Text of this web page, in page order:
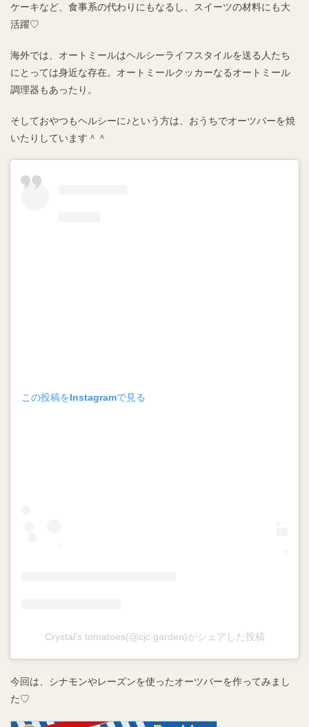
ケーキなど、食事系の代わりにもなるし、スイーツの材料にも大
活躍♡
海外では、オートミールはヘルシーライフスタイルを送る人たち
にとっては身近な存在。オートミールクッカーなるオートミール
調理器もあったり。
そしておやつもヘルシーに♪という方は、おうちでオーツバーを焼
いたりしています＾＾
この投稿をInstagramで見る
Crystal’s tomatoes(@cjc.garden)がシェアした投稿
今回は、シナモンやレーズンを使ったオーツバーを作ってみまし
た♡